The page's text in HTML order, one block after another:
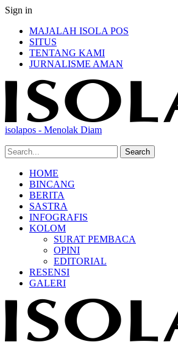
Sign in
MAJALAH ISOLA POS
SITUS
TENTANG KAMI
JURNALISME AMAN
isolapos - Menolak Diam
HOME
BINCANG
BERITA
SASTRA
INFOGRAFIS
KOLOM
SURAT PEMBACA
OPINI
EDITORIAL
RESENSI
GALERI